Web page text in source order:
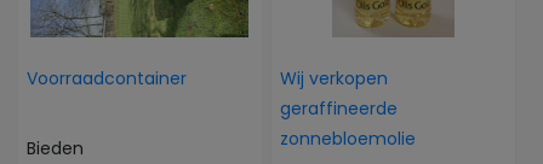
Voorraadcontainer
Bieden
Wij verkopen
geraffineerde
zonnebloemolie